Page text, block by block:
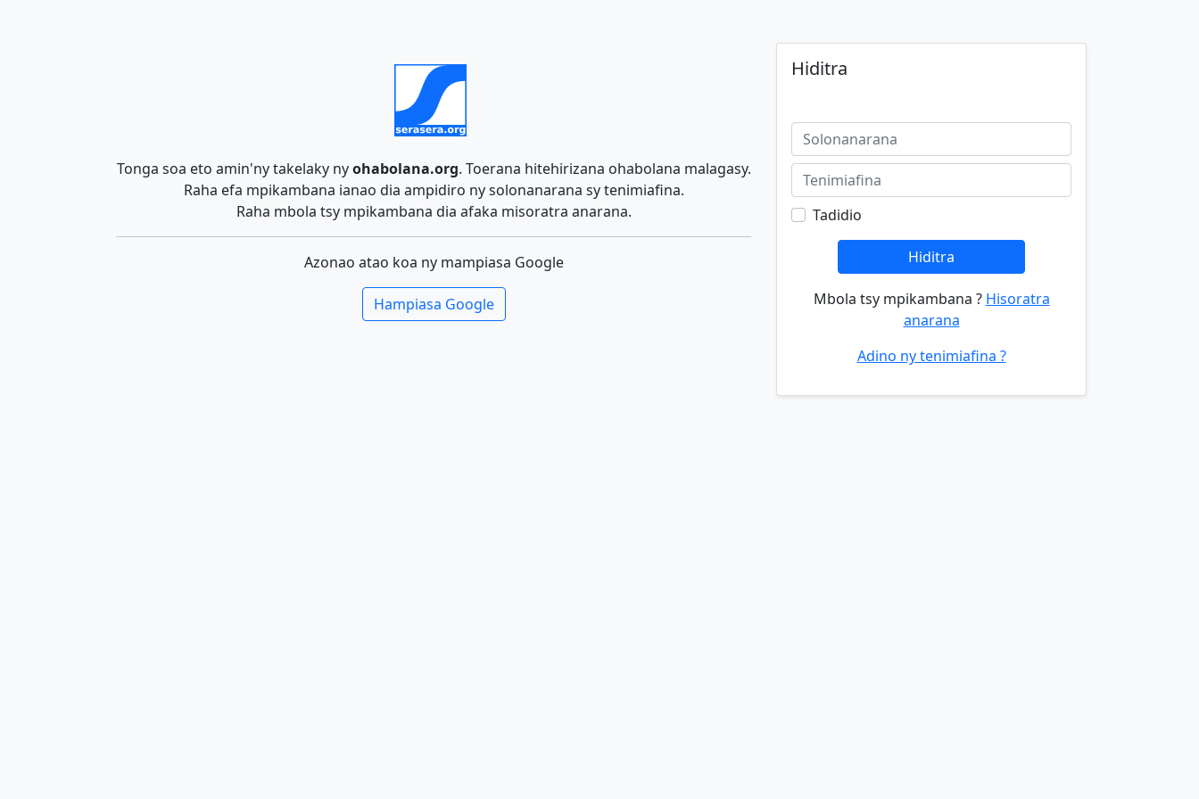
Tonga soa eto amin'ny takelaky nyohabolana.org. Toerana hitehirizana ohabolana malagasy.
Raha efa mpikambana ianao dia ampidiro ny solonanarana sy tenimiafina.
Raha mbola tsy mpikambana dia afaka misoratra anarana.
Azonao atao koa ny mampiasa Google
Hampiasa Google
Hiditra
Tadidio
Hiditra
Mbola tsy mpikambana ? Hisoratra
anarana
Adino ny tenimiafina ?